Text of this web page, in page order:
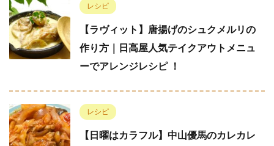
レシピ
【ラヴィット】唐揚げのシュクメルリの
作り方｜日高屋人気テイクアウトメニュ
ーでアレンジレシピ ！
レシピ
【日曜はカラフル】中山優馬のカレカレ